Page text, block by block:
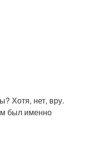
Хотя, нет, вру.
был именно